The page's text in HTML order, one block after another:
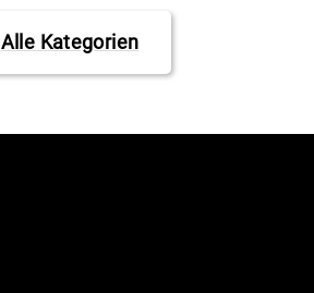
Alle Kategorien